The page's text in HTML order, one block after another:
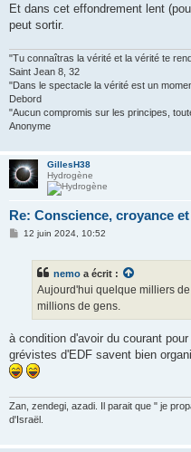
Et dans cet effondrement lent
peut sortir.
"Tu connaîtras la vérité et la vérité te
Saint Jean 8, 32
"Dans le spectacle la vérité est un
Debord
"Aucun compromis sur les principes,
Anonyme
GillesH38
Hydrogène
Re: Conscience, croyance
M12 juin 2024, 10:52
nemo a écrit :
Aujourd'hui quelque milliers
millions de gens.
à condition d'avoir du courant
grévistes d'EDF savent bien
Zan, zendegi, azadi. Il parait que " je
d'Israël.